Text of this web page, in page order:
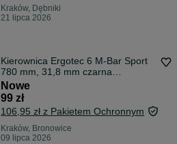
Kraków, Dębniki
21 lipca 2026
Kierownica Ergotec 6 M-Bar Sport
780 mm, 31,8 mm czarna
PROMOCJA ! KrK
Nowe
99 zł
106,95 zł z Pakietem Ochronnym
Kraków, Bronowice
09 lipca 2026